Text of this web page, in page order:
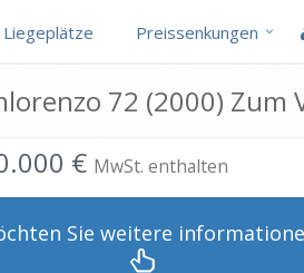
Liegeplätze Preissenkungen
72 (2000) Zum
€ MwSt. enthalten
Sie weitere